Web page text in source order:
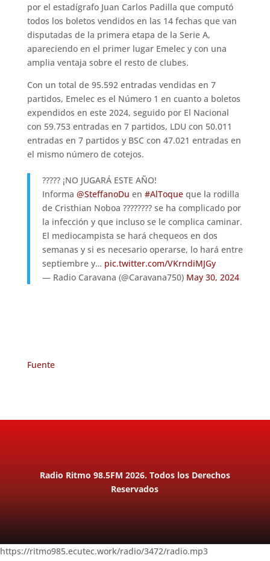
por el estadígrafo Juan Carlos Padilla que computó
todos los boletos vendidos en las 14 fechas que van
disputadas de la primera etapa de la Serie A,
apareciendo en el primer lugar Emelec y con una
amplia ventaja sobre el resto de clubes.
Con un total de 95.592 entradas vendidas en 7
partidos, Emelec es el Número 1 en cuanto a boletos
expendidos en este 2024, seguido por El Nacional
con 59.753 entradas en 7 partidos, LDU con 50.011
entradas en 7 partidos y BSC con 47.021 entradas en
el mismo número de cotejos.
????? ¡NO JUGARÁ ESTE AÑO!
Informa @SteffanoDu en #AlToqueque la rodilla
de Cristhian Noboa ???????? se ha complicado por
la infección y que incluso se le complica caminar.
El mediocampista se hará chequeos en dos
semanas y si es necesario operarse, lo hará entre
septiembre y… pic.twitter.com/VKrndiMJGy
— Radio Caravana (@Caravana750) May 30, 2024
Fuente
Radio Ritmo 98.5FM 2026. Todos los Derechos
Reservados
https://ritmo985.ecutec.work/radio/3472/radio.mp3